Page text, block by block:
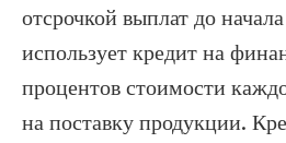
отсрочкой выплат до
использует кредит на
процентов стоимости
на поставку продукции.